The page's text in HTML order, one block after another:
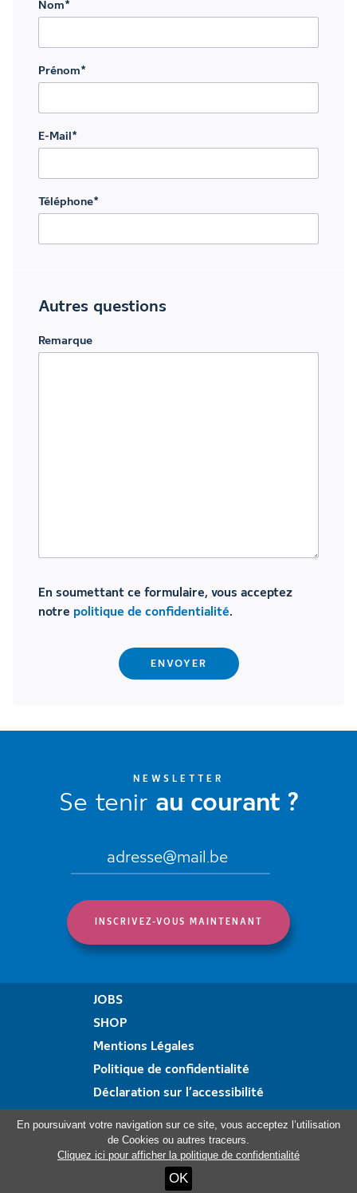
Nom*
Prénom*
E-Mail *
Téléphone*
Autres questions
Remarque
En soumettant ce formulaire, vous acceptez
notre politique de confidentialité.
NEWSLETTER
Se tenir au courant ?
JOBS
SHOP
Mentions Légales
Politique de confidentialité
Déclaration sur l’accessibilité
Visitez aussi:
ViDo Ostbelgien
En poursuivant votre navigation sur ce site, vous acceptez l’utilisation
de Cookies ou autres traceurs.
Cliquez ici pour afficher la politique de confidentialité
OK